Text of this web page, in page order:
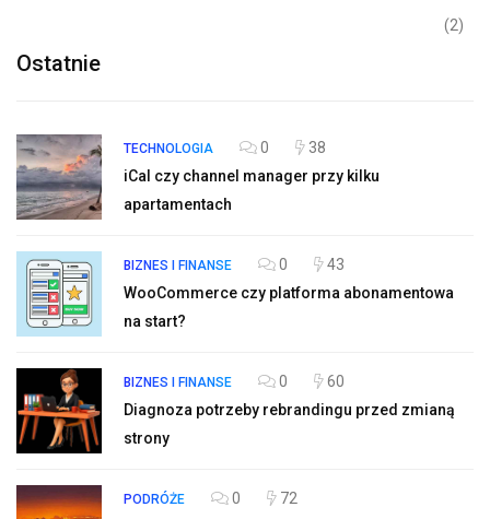
Ostatnie
TECHNOLOGIA 0
38
iCal czy channel manager przy kilku
apartamentach
BIZNES I FINANSE 0
43
WooCommerce czy platforma abonamentowa
na start?
BIZNES I FINANSE 0
60
Diagnoza potrzeby rebrandingu przed zmianą
strony
PODRÓŻE 0
72
(2)